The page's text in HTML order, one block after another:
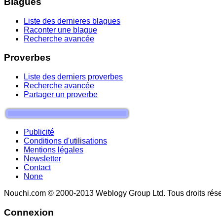
Liste des dernieres blagues
Raconter une blague
Recherche avancée
Proverbes
Liste des derniers proverbes
Recherche avancée
Partager un proverbe
Publicité
Conditions d'utilisations
Mentions légales
Newsletter
Contact
None
Nouchi.com © 2000-2013 Weblogy Group Ltd. Tous droits
Connexion